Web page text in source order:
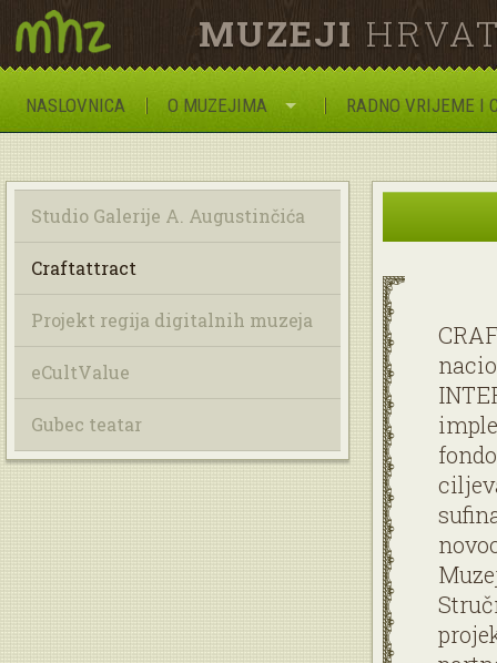
MUZEJI
NASLOVNICA O MUZEJIMA RADNO VRIJEME I
Studio Galerije A. Augustinčića
Craftattract
Projekt regija digitalnih muzeja
eCultValue
Gubec teatar